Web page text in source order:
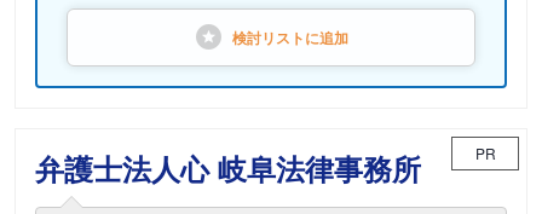
検討リストに追加
弁護士法人心 岐阜法律事務所 PR